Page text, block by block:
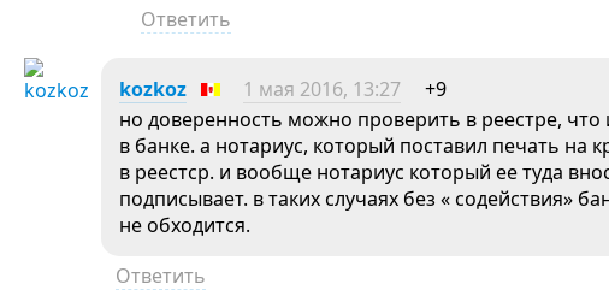
Ответить
kozkoz 1 мая 2016, 13:27
+9
но доверенность можно проверить в реестре,
в банке. а нотариус, который поставил печать на
в реестср. и вообще нотариус который ее туда
подписывает. в таких случаях без « содействия»
не обходится.
Ответить